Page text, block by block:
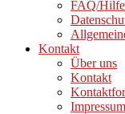
FAQ/Hilfe
Kontakt
Über uns
Kontakt
Impressum